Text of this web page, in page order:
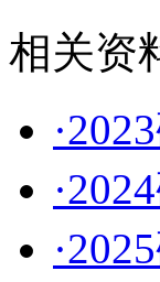
相关资